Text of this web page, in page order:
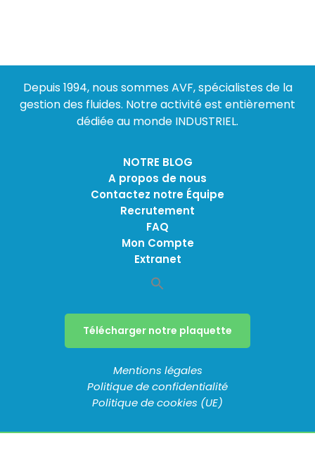
Depuis 1994, nous sommes AVF, spécialistes de la
gestion des fluides. Notre activité est entièrement
dédiée au monde INDUSTRIEL.
NOTRE BLOG
A propos de nous
Contactez notre Équipe
Recrutement
FAQ
Mon Compte
Extranet
Télécharger notre plaquette
Mentions légales
Politique de confidentialité
Politique de cookies (UE)